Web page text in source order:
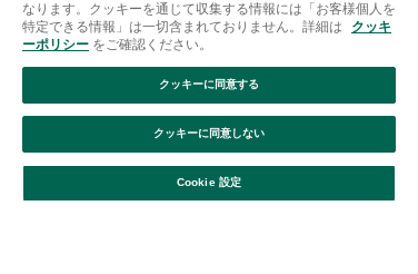
絞り込み 並び替え
Afternoon Tea(アフタヌーンティー)公式オンラインストアで
は、
キッチン・ダイニングなどの生活雑貨、紅茶・焼き菓子など、
毎日新商品をご用意しています。
なります。クッキーを通じて収集する情報には「お客様個人を
特定できる情報」は一切含まれておりません。詳細は
クッキ
ーポリシー をご確認ください。
Cookie 設定
クッキーに同意しない
クッキーに同意する